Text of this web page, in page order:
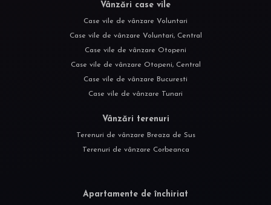
Vânzări case vile
Case vile de vânzare Voluntari
Case vile de vânzare Voluntari, Central
Case vile de vânzare Otopeni
Case vile de vânzare Otopeni, Central
Case vile de vânzare Bucuresti
Case vile de vânzare Tunari
Vânzări terenuri
Terenuri de vânzare Breaza de Sus
Terenuri de vânzare Corbeanca
Apartamente de închiriat